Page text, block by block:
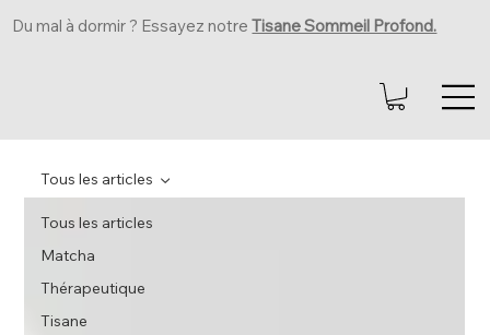
Du mal à dormir ? Essayez notreTisane Sommeil Profond.
Tous les articles
Matcha
Thérapeutique
Tisane
Tous les articles